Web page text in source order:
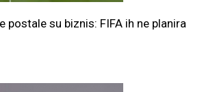
postale su biznis: FIFA ih ne planira